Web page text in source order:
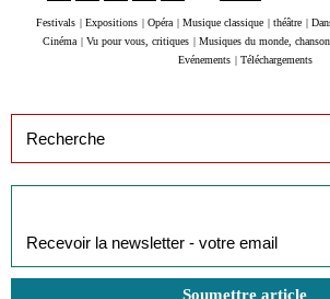
Festivals Expositions Opéra Musique classique théâtre
Cinéma
Vu pour vous, critiques Musiques du monde, chanson
Evénements
Téléchargements
Soumettre article